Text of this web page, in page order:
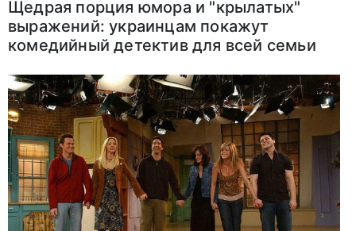
Щедрая порция юмора и "крылатых"
выражений: украинцам покажут
комедийный детектив для всей семьи